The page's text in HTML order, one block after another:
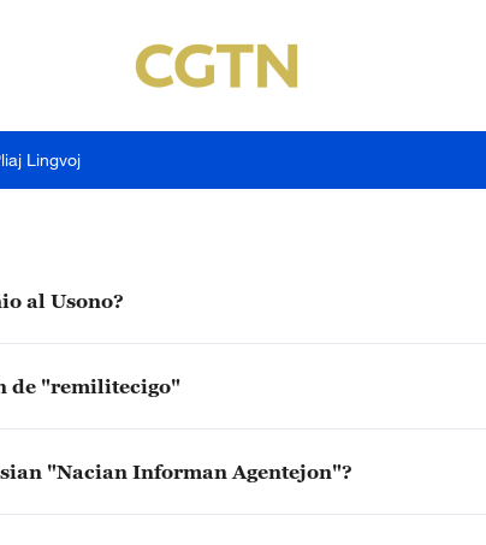
Lingvoj
al Usono?
de "remilitecigo"
"Nacian Informan Agentejon"?